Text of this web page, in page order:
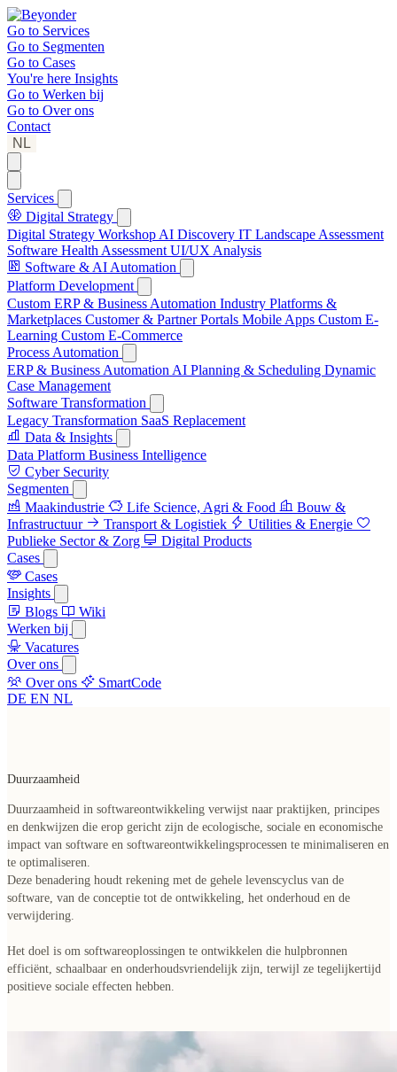
Go to Services
Go to Segmenten
Go to Cases
You're here Insights
Go to Werken bij
Go to Over ons
Contact
NL
Services
Digital Strategy
Digital Strategy Workshop AI Discovery IT Landscape Assessment
Software Health Assessment UI/UX Analysis
Software & AI Automation
Platform Development
Custom ERP & Business Automation Industry Platforms &
Marketplaces Customer & Partner Portals Mobile Apps Custom E-
Learning Custom E-Commerce
Process Automation
ERP & Business Automation AI Planning & Scheduling Dynamic
Case Management
Software Transformation
Legacy Transformation SaaS Replacement
Data & Insights
Data Platform Business Intelligence
Cyber Security
Segmenten
Maakindustrie
Life Science, Agri & Food
Bouw &
Infrastructuur
Transport & Logistiek
Utilities & Energie
Publieke Sector & Zorg
Digital Products
Cases
Cases
Insights
Blogs
Wiki
Werken bij
Vacatures
Over ons
Over ons
SmartCode
DE EN NL
Duurzaamheid
Duurzaamheid in softwareontwikkeling verwijst naar praktijken, principes
en denkwijzen die erop gericht zijn de ecologische, sociale en economische
impact van software en softwareontwikkelingsprocessen te minimaliseren en
te optimaliseren.
Deze benadering houdt rekening met de gehele levenscyclus van de
software, van de conceptie tot de ontwikkeling, het onderhoud en de
verwijdering.
Het doel is om softwareoplossingen te ontwikkelen die hulpbronnen
efficiënt, schaalbaar en onderhoudsvriendelijk zijn, terwijl ze tegelijkertijd
positieve sociale effecten hebben.